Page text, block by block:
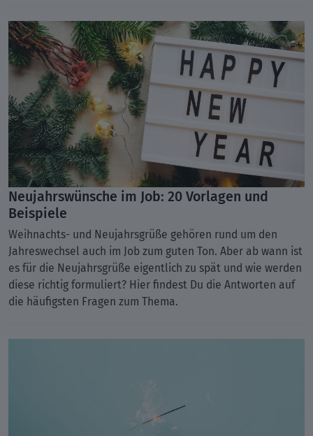
Neujahrswünsche im Job: 20 Vorlagen und
Beispiele
Weihnachts- und Neujahrsgrüße gehören rund um den
Jahreswechsel auch im Job zum guten Ton. Aber ab wann ist
es für die Neujahrsgrüße eigentlich zu spät und wie werden
diese richtig formuliert? Hier findest Du die Antworten auf
die häufigsten Fragen zum Thema.